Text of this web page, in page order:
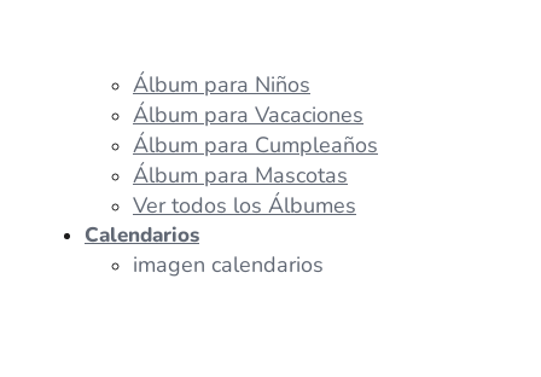
Álbum para Niños
Álbum para Vacaciones
Álbum para Cumpleaños
Álbum para Mascotas
Ver todos los Álbumes
Calendarios
imagen calendarios